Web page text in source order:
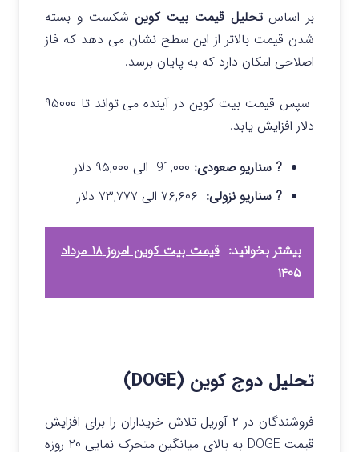
بر اساستحلیل قیمت بیت کوینشکست و بسته
شدن قیمت بالاتر از این سطح نشان می دهد که فاز
اصلاحی امکان دارد که به پایان برسد.
سپس قیمت بیت کوین در آینده می تواند تا ۹۵۰۰۰
دلار افزایش یابد.
? سناریو صعودی:
? سناریو نزولی:
بیشتر بخوانید:
قیمت بیت کوین امروز ۱۸ مرداد
۱۴۰۵
تحلیل دوج کوین (DOGE)
فروشندگان در ۲ آوریل تلاش‌ خریداران را برای افزایش
قیمت DOGE به بالای میانگین متحرک نمایی ۲۰ روزه